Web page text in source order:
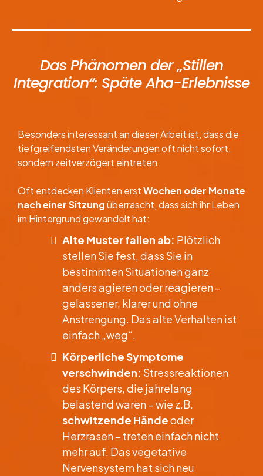
Das Phänomen der „Stillen
Integration“: Späte Aha-Erlebnisse
​Besonders interessant an dieser Arbeit ist, dass die
tiefgreifendsten Veränderungen oft nicht sofort,
sondern zeitverzögert eintreten.
Oft entdecken Klienten erstWochen oder Monate
nach einer Sitzungüberrascht, dass sich ihr Leben
im Hintergrund gewandelt hat:
Alte Muster fallen ab: Plötzlich
stellen Sie fest, dass Sie in
bestimmten Situationen ganz
anders agieren oder reagieren –
gelassener, klarer und ohne
Anstrengung. Das alte Verhalten ist
einfach „weg“.
Körperliche Symptome
verschwinden: Stressreaktionen
des Körpers, die jahrelang
belastend waren – wie z.B.
schwitzende Händeoder
Herzrasen – treten einfach nicht
mehr auf. Das vegetative
Nervensystem hat sich neu